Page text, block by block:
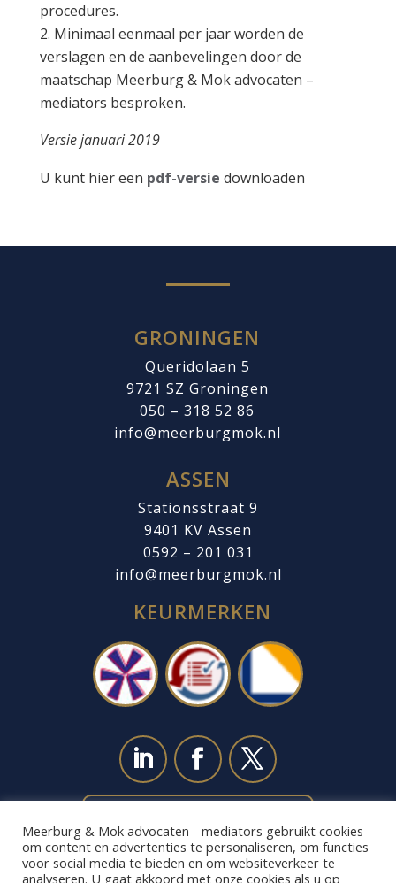
procedures.
Minimaal eenmaal per jaar worden de
verslagen en de aanbevelingen door de
maatschap Meerburg & Mok advocaten –
mediators besproken.
Versie januari 2019
U kunt hier een pdf-versie downloaden
GRONINGEN
Queridolaan 5
9721 SZ Groningen
050 – 318 52 86
info@meerburgmok.nl
ASSEN
Stationsstraat 9
9401 KV Assen
0592 – 201 031
info@meerburgmok.nl
KEURMERKEN
Meerburg & Mok advocaten - mediators gebruikt cookies
om content en advertenties te personaliseren, om functies
voor social media te bieden en om websiteverkeer te
analyseren. U gaat akkoord met onze cookies als u op